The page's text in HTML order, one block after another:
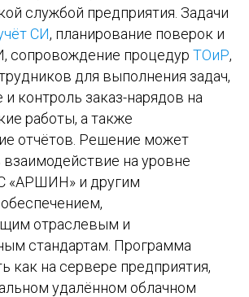
службой предприятия. Задачи
СИ, планирование поверок и
сопровождение процедур ТОиР,
для выполнения задач,
контроль заказ-нарядов на
работы, а также
отчётов. Решение может
на уровне
«АРШИН» и другим
отраслевым и
стандартам. Программа
как на сервере предприятия,
удалённом облачном